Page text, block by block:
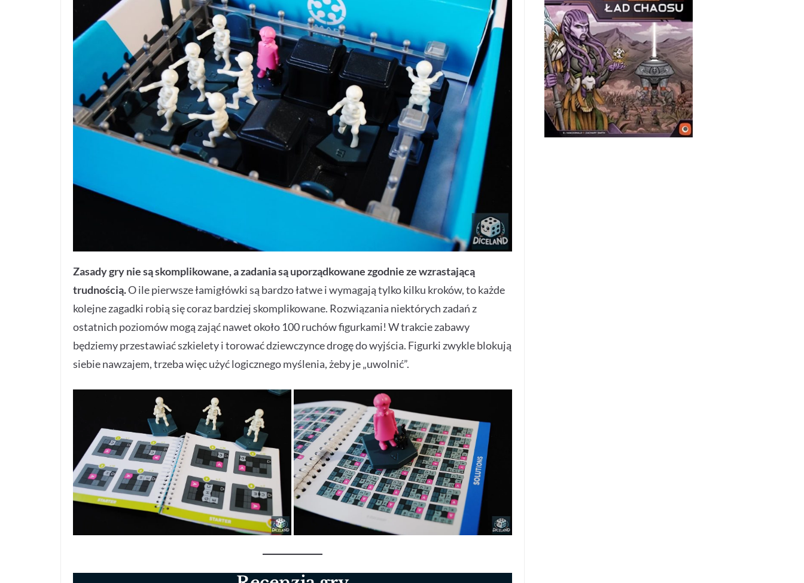
Zasady gry nie są skomplikowane, a zadania są uporządkowane zgodnie ze wzrastającą
trudnością.O ile pierwsze łamigłówki są bardzo łatwe i wymagają tylko kilku kroków, to każde
kolejne zagadki robią się coraz bardziej skomplikowane. Rozwiązania niektórych zadań z
ostatnich poziomów mogą zająć nawet około 100 ruchów figurkami! W trakcie zabawy
będziemy przestawiać szkielety i torować dziewczynce drogę do wyjścia. Figurki zwykle blokują
siebie nawzajem, trzeba więc użyć logicznego myślenia, żeby je „uwolnić”.